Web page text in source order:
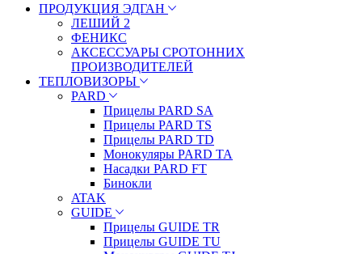
ПРОДУКЦИЯ ЭДГАН
ЛЕШИЙ 2
ФЕНИКС
АКСЕССУАРЫ СРОТОННИХ
ПРОИЗВОДИТЕЛЕЙ
ТЕПЛОВИЗОРЫ
PARD
Прицелы PARD SA
Прицелы PARD TS
Прицелы PARD TD
Монокуляры PARD TA
Насадки PARD FT
Бинокли
ATAK
GUIDE
Прицелы GUIDE TR
Прицелы GUIDE TU